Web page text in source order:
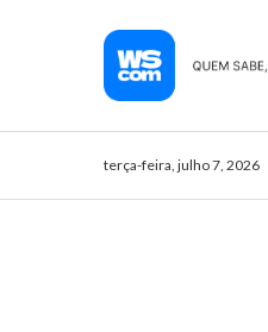
terça-feira, julho 7, 2026